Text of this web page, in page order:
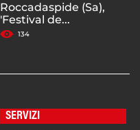
Roccadaspide (Sa),
'Festival de...
134
SERVIZI